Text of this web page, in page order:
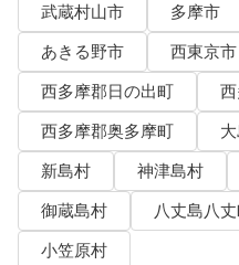
武蔵村山市
多摩市
あきる野市
西東京市
西多摩郡日の出町
西多摩郡奥多摩町
新島村
神津島村
御蔵島村
八丈島八
小笠原村